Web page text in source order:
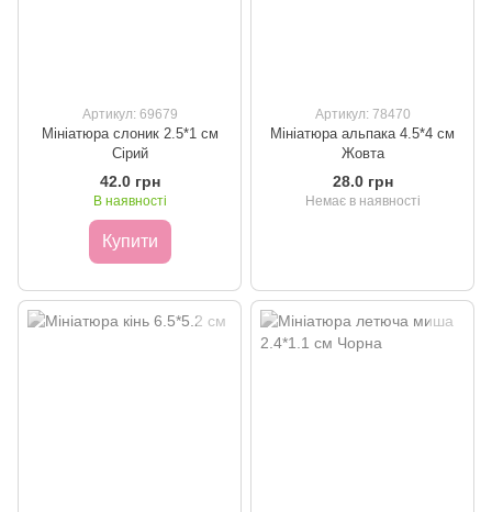
Артикул: 69679
Мініатюра слоник 2.5*1 см
Сірий
42.0 грн
В наявності
Купити
Артикул: 78470
Мініатюра альпака 4.5*4 см
Жовта
28.0 грн
Немає в наявності